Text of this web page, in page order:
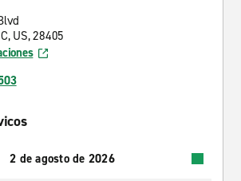
US, 28405
2 de agosto de 2026